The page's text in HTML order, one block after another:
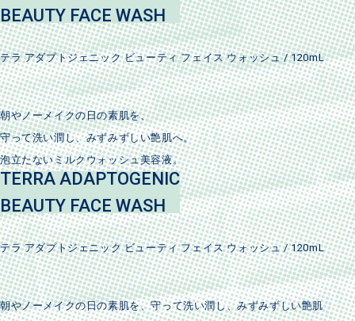
BEAUTY FACE WASH
テラ アダプトジェニック ビューティ フェイス ウォッシュ / 120mL
朝やノーメイクの日の素肌を、
守って洗い潤し、みずみずしい艶肌へ。
泡立たないミルクウォッシュ美容液。
TERRA ADAPTOGENIC
BEAUTY FACE WASH
テラ アダプトジェニック ビューティ フェイス ウォッシュ / 120mL
朝やノーメイクの日の素肌を、守って洗い潤し、みずみずしい艶肌